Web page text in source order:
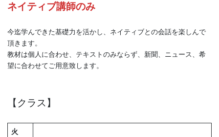
ネイティブ講師のみ
今迄学んできた基礎力を活かし、ネイティブとの会話を楽しんで
頂きます。
教材は個人に合わせ、テキストのみならず、新聞、ニュース、希
望に合わせてご用意致します。
【クラス】
火